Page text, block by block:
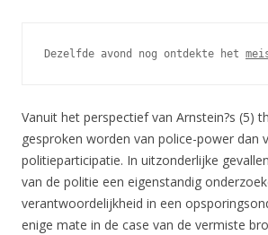
Dezelfde avond nog ontdekte het
Vanuit het perspectief van Arnstein?s (5)
gesproken worden van police-power dan
politieparticipatie. In uitzonderlijke
van de politie een eigenstandig
verantwoordelijkheid in een
enige mate in de case van de vermiste